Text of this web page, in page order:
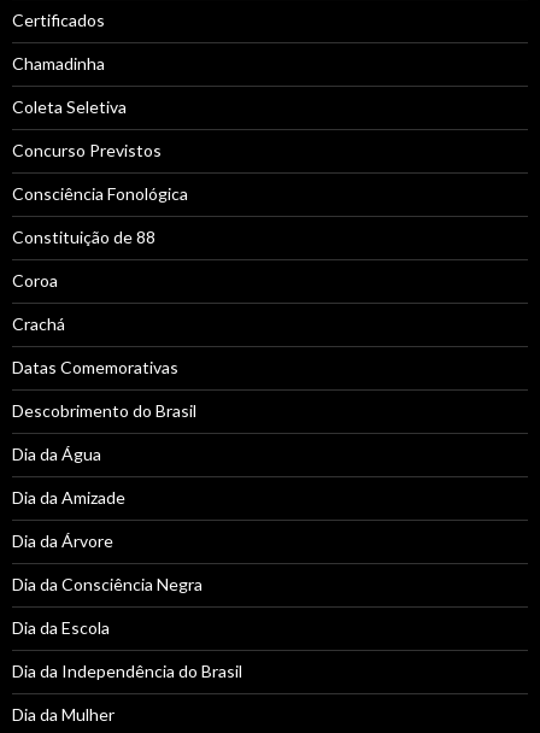
Certificados
Chamadinha
Coleta Seletiva
Concurso Previstos
Consciência Fonológica
Constituição de 88
Coroa
Crachá
Datas Comemorativas
Descobrimento do Brasil
Dia da Água
Dia da Amizade
Dia da Árvore
Dia da Consciência Negra
Dia da Escola
Dia da Independência do Brasil
Dia da Mulher